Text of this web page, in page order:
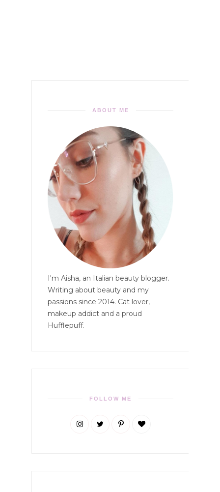
ABOUT ME
I'm Aisha, an Italian beauty blogger.
Writing about beauty and my
passions since 2014. Cat lover,
makeup addict and a proud
Hufflepuff.
FOLLOW ME